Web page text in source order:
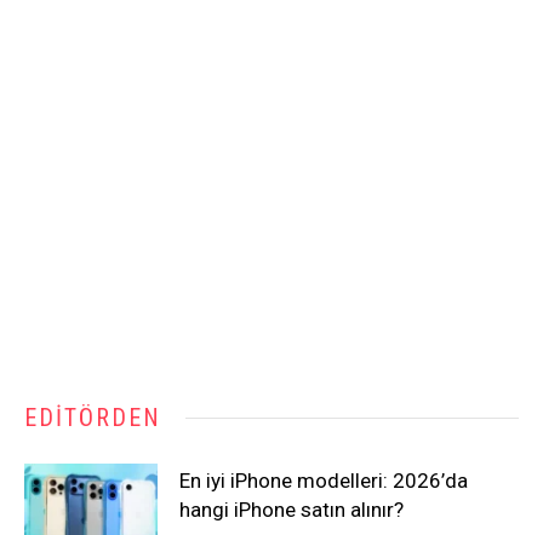
EDITÖRDEN
En iyi iPhone modelleri: 2026’da
hangi iPhone satın alınır?